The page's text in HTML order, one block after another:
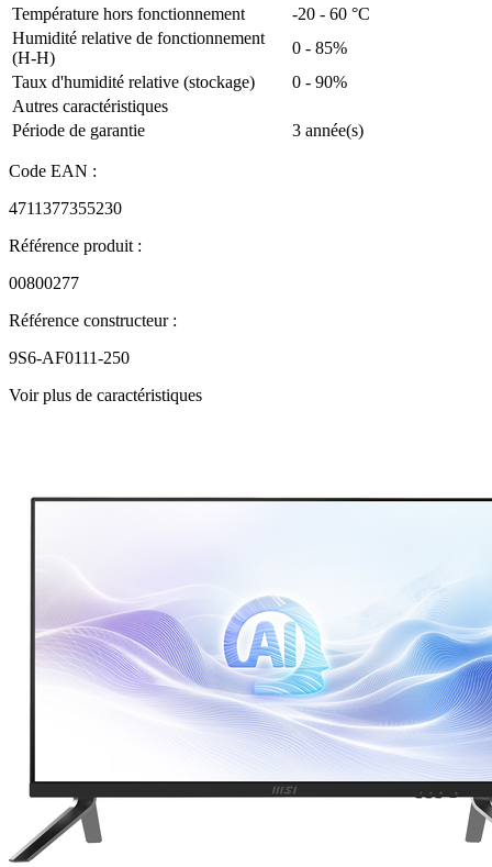
Température hors fonctionnement
-20 - 60 °C
Humidité relative de fonctionnement
(H-H)
0 - 85%
Taux d'humidité relative (stockage)
0 - 90%
Autres caractéristiques
Période de garantie
3 année(s)
Code EAN :
4711377355230
Référence produit :
00800277
Référence constructeur :
9S6-AF0111-250
Voir plus de caractéristiques